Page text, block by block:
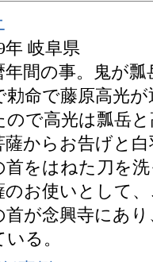
年 岐阜県
年間の事。鬼が
勅命で藤原高光
ので高光は瓢岳
薩からお告げと
首をはねた刀を
のお使いとして
首が念興寺にあ
る。